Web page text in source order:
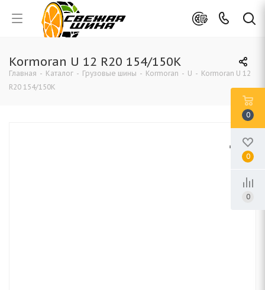
Kormoran U 12 R20 154/150K
Главная - Каталог - Грузовые шины - Kormoran - U - Kormoran U 12
R20 154/150K
0
0
0